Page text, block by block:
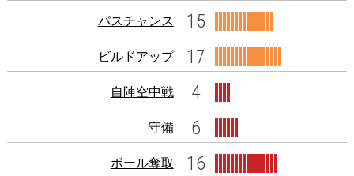
パスチャンス 15
ビルドアップ 17
自陣空中戦 4
守備 6
ボール奪取 16